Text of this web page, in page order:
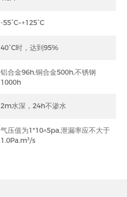
-55°C~+125°C
40°C时，达到95%
铝合金96h,铜合金500h,不锈钢
1000h
2m水深，24h不渗水
气压值为1*10^5pa,泄漏率应不大于
1.0Pa.m³/s